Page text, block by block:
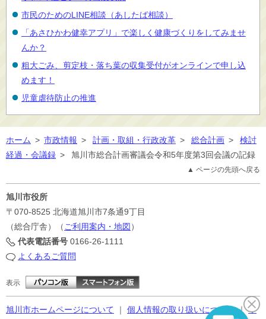
市民のためのLINE相談（あしたば相談）
「あさひかわ健幸アプリ」で楽しく健康づくりをしてみませ
んか？
粗大ごみ、剪定枝・落ち葉の収集受付がオンラインで申し込
めます！
児童虐待防止の推進
ホーム > 市政情報 > 計画・取組・行政改革 > 総合計画 >
検討
経過・会議録 > 旭川市総合計画審議会令和5年度第3回会議の記録
▲ ページの先頭へ戻る
旭川市役所
〒070-8525 北海道旭川市7条通9丁目
（総合庁舎）（ ご利用案内・地図 ）
代表電話番号 0166-26-1111
よくあるご質問
表示
旭川市ホームページについて ｜ 個人情報の取り扱いについて｜サ